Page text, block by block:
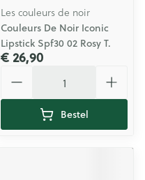
Les couleurs de noir
Couleurs De Noir Iconic
Lipstick Spf30 02 Rosy T.
€ 26,90
Bestel